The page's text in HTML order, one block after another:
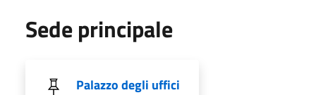
Sede principale
Palazzo degli uffici